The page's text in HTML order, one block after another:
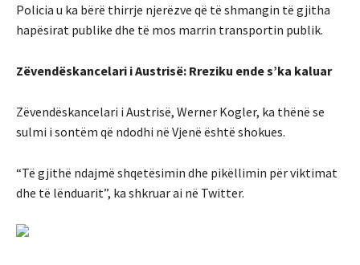
Policia u ka bërë thirrje njerëzve që të shmangin të gjitha
hapësirat publike dhe të mos marrin transportin publik.
Zëvendëskancelari i Austrisë: Rreziku ende s’ka kaluar
Zëvendëskancelari i Austrisë, Werner Kogler, ka thënë se
sulmi i sontëm që ndodhi në Vjenë është shokues.
“Të gjithë ndajmë shqetësimin dhe pikëllimin për viktimat
dhe të lënduarit”, ka shkruar ai në Twitter.